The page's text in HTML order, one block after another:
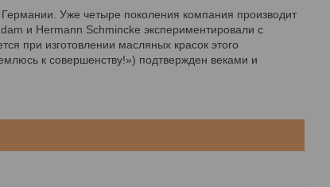
Уже четыре поколения компания производит
и Hermann Schmincke экспериментировали с
при изготовлении масляных красок этого
к совершенству!») подтвержден веками и